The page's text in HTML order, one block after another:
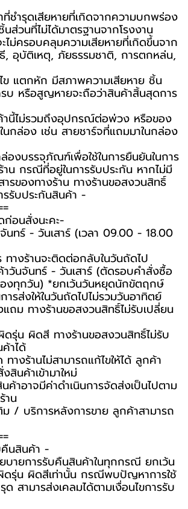
ชำรุดเสียหายที่เกิดจากความบกพร่อง
ส่วนที่ไม่ได้มาตรฐานจากโรงงาน
ไม่ครอบคลุมความเสียหายที่เกิดขึ้นจาก
, อุบัติเหตุ, ภัยธรรมชาติ, การตกหล่น,
ข แตกหัก มีสภาพความเสียหาย ชิ้น
บ หรือสูญหายจะถือว่าสินค้าสิ้นสุดการ
านี้ไม่รวมถึงอุปกรณ์ต่อพ่วง หรือของ
กล่อง เช่น สายชาร์จที่แถมมาในกล่อง
งบรรจุภัณฑ์เพื่อใช้ในการยืนยันในการ
น กรณีที่อยู่ในการรับประกัน หากไม่มี
รของทางร้าน ทางร้านขอสงวนสิทธิ์
รับประกันสินค้า -️
อนสั่งนะคะ-️
นทร์ - วันเสาร์ (เวลา 09.00 - 18.00
ทางร้านจะติดต่อกลับในวันถัดไป
วันจันทร์ - วันเสาร์ (ตัดรอบคำสั่งซื้อ
องทุกวัน) *ยกเว้นวันหยุดนักขัตฤกษ์
ารส่งให้ในวันถัดไปไม่รวมวันอาทิตย์
ถม ทางร้านขอสงวนสิทธิ์ไม่รับเปลี่ยน
รุ่น ผิดสี ทางร้านขอสงวนสิทธิ์ไม่รับ
าได้
งร้านไม่สามารถแก้ไขให้ได้ ลูกค้า
สินค้าเข้ามาใหม่
าอาจมีค่าดำเนินการจัดส่งเป็นไปตาม
าน
/ บริการหลังการขาย ลูกค้าสามารถ
นสินค้า -️
ยบายการรับคืนสินค้าในทุกกรณี ยกเว้น
ดรุ่น ผิดสีเท่านั้น กรณีพบปัญหาการใช้
ด สามารส่งเคลมได้ตามเงื่อนไขการรับ